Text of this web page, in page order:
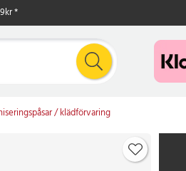
*
/ klädförvaring